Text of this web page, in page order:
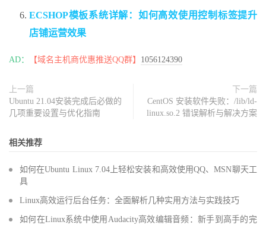
ECSHOP模板系统详解：如何高效使用控制标签提升
店铺运营效果
AD： 【域名主机商优惠推送QQ群】 1056124390
上一篇
Ubuntu 21.04安装完成后必做的
几项重要设置与优化指南
下一篇
CentOS 安装软件失败：/lib/ld-
linux.so.2 错误解析与解决方案
相关推荐
如何在Ubuntu Linux 7.04上轻松安装和高效使用QQ、MSN聊天工
具
Linux高效运行后台任务：全面解析几种实用方法与实践技巧
如何在Linux系统中使用Audacity高效编辑音频：新手到高手的完